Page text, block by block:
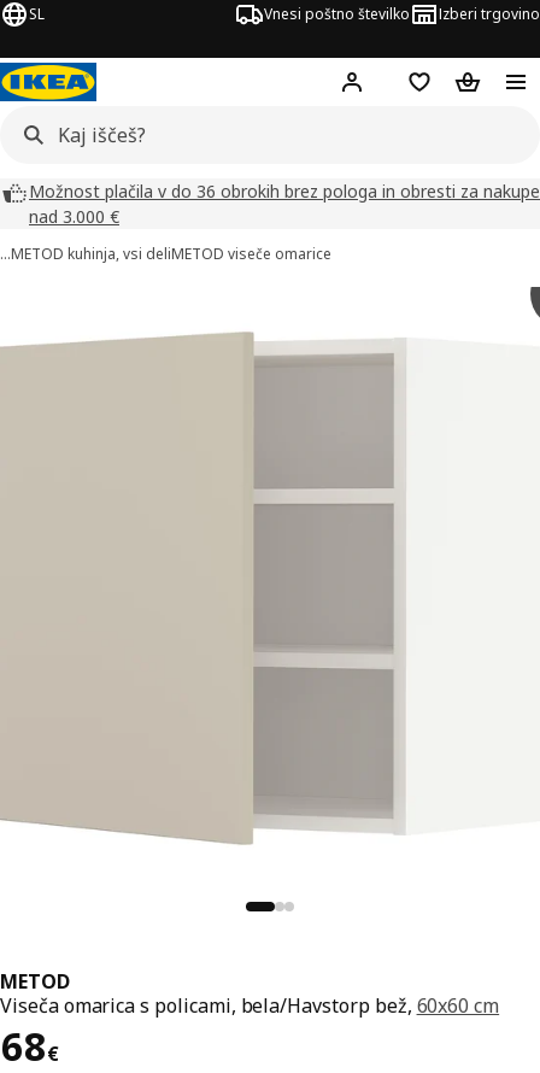
SL Vnesi poštno številko Izberi trgovino
Hej! Prijava ali
Seznam želja
Možnost plačila v do 36 obrokih brez pologa in obresti za nakupe
nad 3.000 €
…METOD kuhinja, vsi deliMETOD viseče omarice
METOD
Viseča omarica s policami, bela/Havstorp bež, 60x60 cm
68€
Cena 68€